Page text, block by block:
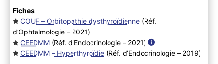
Fiches
COUF – Orbitopathie dysthyroïdienne(Réf.
d’Ophtalmologie – 2021)
CEEDMM(Réf. d’Endocrinologie – 2021)
CEEDMM – Hyperthyroïdie(Réf. d’Endocrinologie – 2019)